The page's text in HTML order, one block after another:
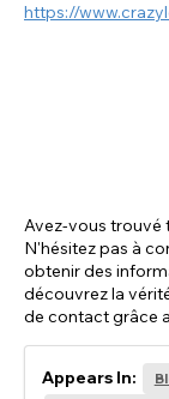
https://
Avez-vous trouvé
N'hésitez pas à
obtenir des
découvrez la
de contact grâce
Appears In: